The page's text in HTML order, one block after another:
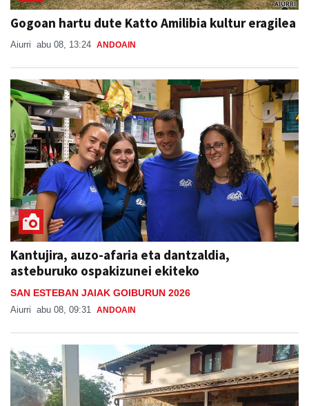
Gogoan hartu dute Katto Amilibia kultur eragilea
Aiurri abu 08, 13:24 ANDOAIN
Kantujira, auzo-afaria eta dantzaldia,
asteburuko ospakizunei ekiteko
SAN ESTEBAN JAIAK GOIBURUN 2026
Aiurri abu 08, 09:31 ANDOAIN